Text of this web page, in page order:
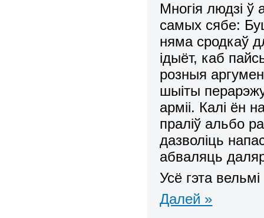
Многія людзі
самых сябе:
няма сродкаў
ідыёт, каб
розныя
шыіты
арміі. Калі ён
праліў альбо
дазволіць
абваляць
Усё гэта
Далей »